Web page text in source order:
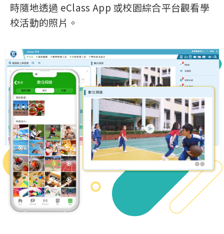
時隨地透過 eClass App 或校園綜合平台觀看學
校活動的照片。